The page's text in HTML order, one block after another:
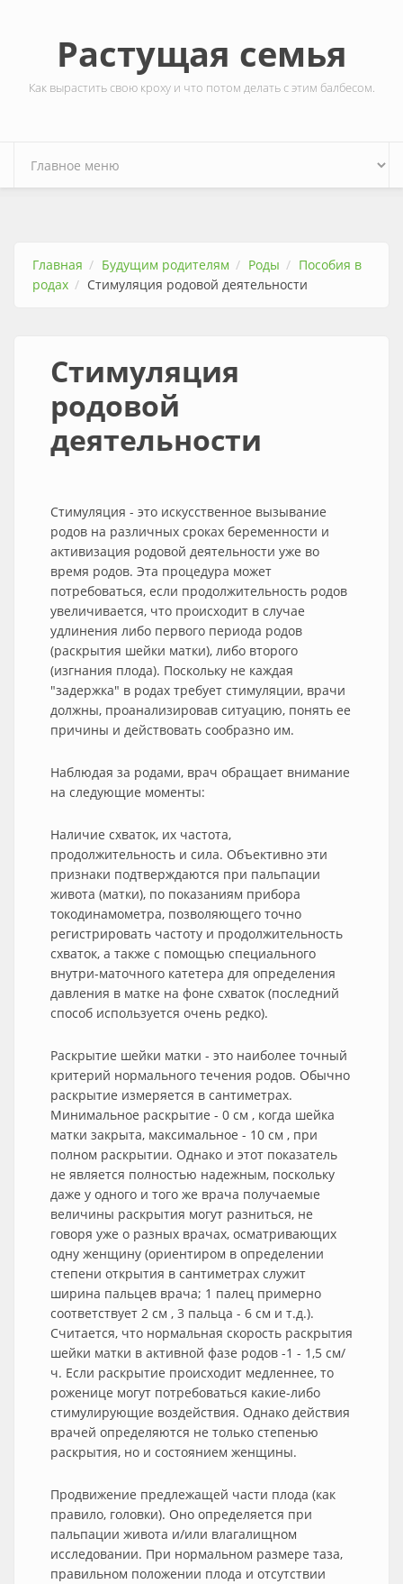
Растущая семья
Как вырастить свою кроху и что потом делать с этим балбесом.
Главная Будущим родителям Роды
Пособия в
родах
Стимуляция родовой деятельности
Стимуляция
родовой
деятельности
Стимуляция - это искусственное вызывание
родов на различных сроках беременности и
активизация родовой деятельности уже во
время родов. Эта процедура может
потребоваться, если продолжительность родов
увеличивается, что происходит в случае
удлинения либо первого периода родов
(раскрытия шейки матки), либо второго
(изгнания плода). Поскольку не каждая
"задержка" в родах требует стимуляции, врачи
должны, проанализировав ситуацию, понять ее
причины и действовать сообразно им.
Наблюдая за родами, врач обращает внимание
на следующие моменты:
Наличие схваток, их частота,
продолжительность и сила. Объективно эти
признаки подтверждаются при пальпации
живота (матки), по показаниям прибора
токодинамометра, позволяющего точно
регистрировать частоту и продолжительность
схваток, а также с помощью специального
внутри-маточного катетера для определения
давления в матке на фоне схваток (последний
способ используется очень редко).
Раскрытие шейки матки - это наиболее точный
критерий нормального течения родов. Обычно
раскрытие измеряется в сантиметрах.
Минимальное раскрытие - 0 см , когда шейка
матки закрыта, максимальное - 10 см , при
полном раскрытии. Однако и этот показатель
не является полностью надежным, поскольку
даже у одного и того же врача получаемые
величины раскрытия могут разниться, не
говоря уже о разных врачах, осматривающих
одну женщину (ориентиром в определении
степени открытия в сантиметрах служит
ширина пальцев врача; 1 палец примерно
соответствует 2 см , 3 пальца - 6 см и т.д.).
Считается, что нормальная скорость раскрытия
шейки матки в активной фазе родов -1 - 1,5 см/
ч. Если раскрытие происходит медленнее, то
роженице могут потребоваться какие-либо
стимулирующие воздействия. Однако действия
врачей определяются не только степенью
раскрытия, но и состоянием женщины.
Продвижение предлежащей части плода (как
правило, головки). Оно определяется при
пальпации живота и/или влагалищном
исследовании. При нормальном размере таза,
правильном положении плода и отсутствии